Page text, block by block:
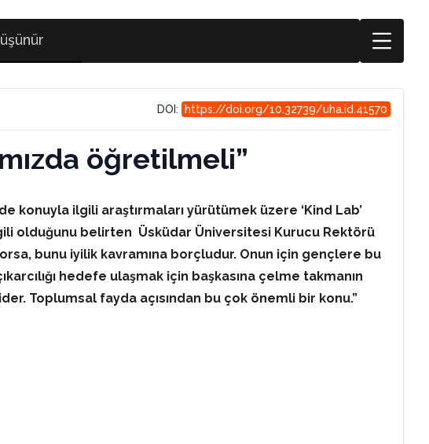
DOI: https://doi.org/10.32739/uha.id.41570
öğretilmeli”
konuyla ilgili araştırmaları yürütümek üzere ‘Kind Lab’
ilgili olduğunu belirten Üsküdar Üniversitesi Kurucu Rektörü
bunu iyilik kavramına borçludur. Onun için gençlere bu
hedefe ulaşmak için başkasına çelme takmanın
Toplumsal fayda açısından bu çok önemli bir konu.”